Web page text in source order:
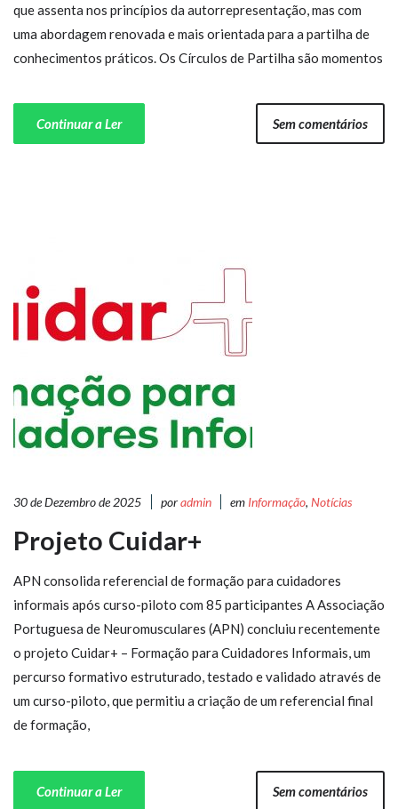
que assenta nos princípios da autorrepresentação, mas com
uma abordagem renovada e mais orientada para a partilha de
conhecimentos práticos. Os Círculos de Partilha são momentos
Continuar a Ler Sem comentários
30 de Dezembro de 2025 poradmin em Informação, Notícias
Projeto Cuidar+
APN consolida referencial de formação para cuidadores
informais após curso-piloto com 85 participantes A Associação
Portuguesa de Neuromusculares (APN) concluiu recentemente
o projeto Cuidar+ – Formação para Cuidadores Informais, um
percurso formativo estruturado, testado e validado através de
um curso-piloto, que permitiu a criação de um referencial final
de formação,
Continuar a Ler Sem comentários